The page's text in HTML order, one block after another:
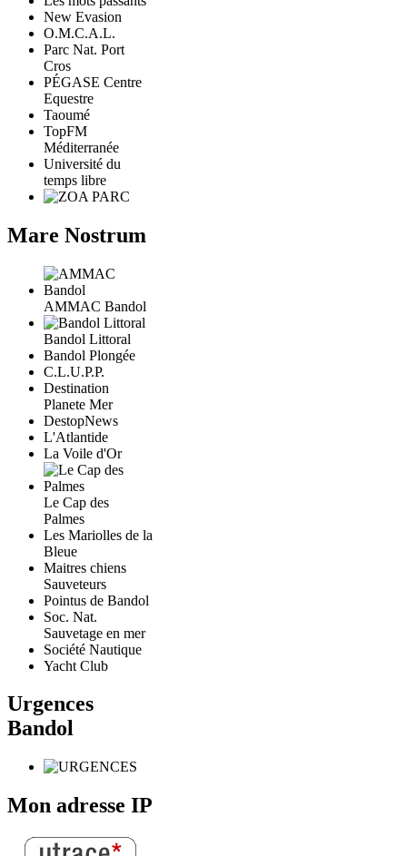
New Evasion
O.M.C.A.L.
Parc Nat. Port
Cros
PÉGASE Centre
Equestre
Taoumé
TopFM
Méditerranée
Université du
temps libre
Mare Nostrum
AMMAC Bandol
Bandol Littoral
Bandol Plongée
C.L.U.P.P.
Destination
Planete Mer
DestopNews
L'Atlantide
La Voile d'Or
Le Cap des
Palmes
Les Mariolles de la
Bleue
Maitres chiens
Sauveteurs
Pointus de Bandol
Soc. Nat.
Sauvetage en mer
Société Nautique
Yacht Club
Urgences
Bandol
Mon adresse IP